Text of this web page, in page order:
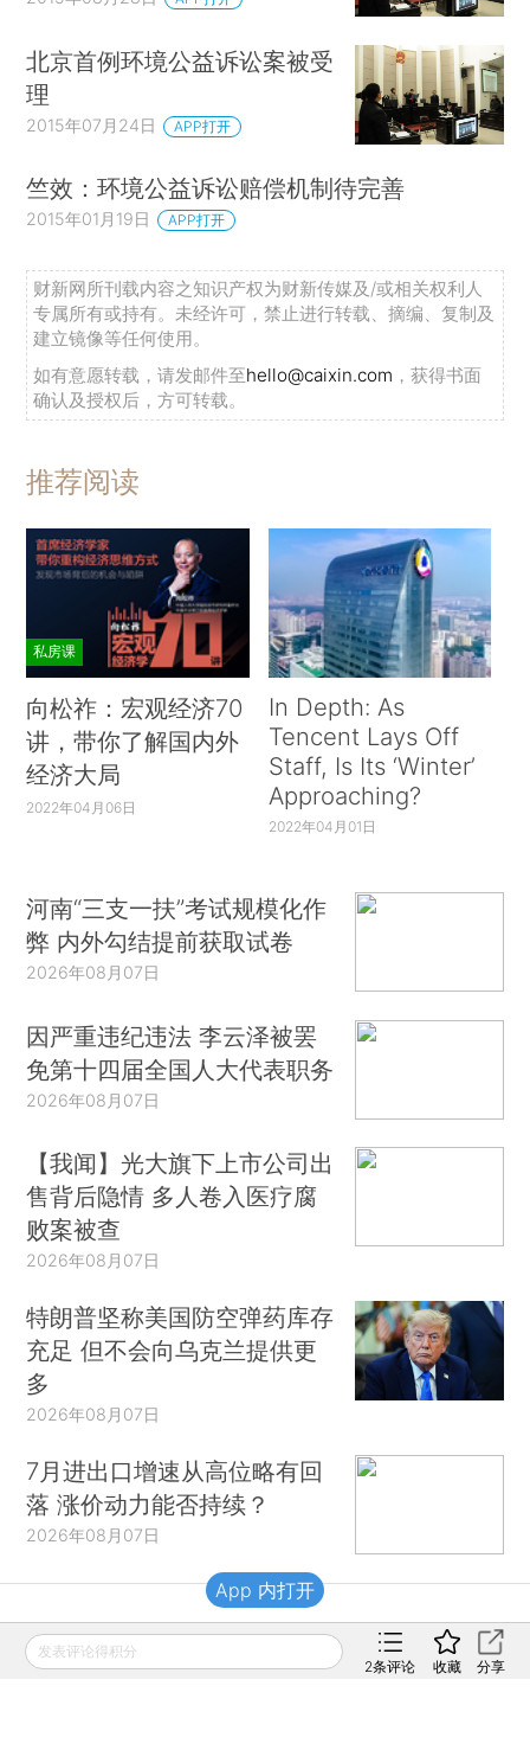
北京首例环境公益诉讼案被受
理
2015年07月24日 APP打开
竺效：环境公益诉讼赔偿机制待完善
2015年01月19日 APP打开
财新网所刊载内容之知识产权为财新传媒及/或相关权利人
专属所有或持有。未经许可，禁止进行转载、摘编、复制及
建立镜像等任何使用。
如有意愿转载，请发邮件至hello@caixin.com ，获得书面
确认及授权后，方可转载。
推荐阅读
私房课
向松祚：宏观经济70
讲，带你了解国内外
经济大局
2022年04月06日
In Depth: As
Tencent Lays Off
Staff, Is Its ‘Winter’
Approaching?
2022年04月01日
河南“三支一扶”考试规模化作
弊 内外勾结提前获取试卷
2026年08月07日
因严重违纪违法 李云泽被罢
免第十四届全国人大代表职务
2026年08月07日
【我闻】光大旗下上市公司出
售背后隐情 多人卷入医疗腐
败案被查
2026年08月07日
特朗普坚称美国防空弹药库存
充足 但不会向乌克兰提供更
多
2026年08月07日
7月进出口增速从高位略有回
落 涨价动力能否持续？
2026年08月07日
财新移动
发表评论得积分
2条评论 收藏 分享
App 内打开